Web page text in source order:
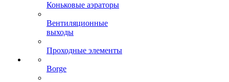
Коньковые аэраторы
Вентиляционные
выходы
Проходные элементы
Borge